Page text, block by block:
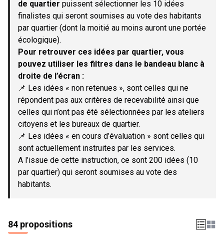
de quartier puissent sélectionner les 10 idées
finalistes qui seront soumises au vote des habitants
par quartier (dont la moitié au moins auront une portée
écologique).
Pour retrouver ces idées par quartier, vous
pouvez utiliser les filtres dans le bandeau blanc à
droite de l’écran :
📌 Les idées « non retenues », sont celles qui ne
répondent pas aux critères de recevabilité ainsi que
celles qui n’ont pas été sélectionnées par les ateliers
citoyens et les bureaux de quartier.
📌 Les idées « en cours d’évaluation » sont celles qui
sont actuellement instruites par les services.
A l’issue de cette instruction, ce sont 200 idées (10
par quartier) qui seront soumises au vote des
habitants.
84 propositions